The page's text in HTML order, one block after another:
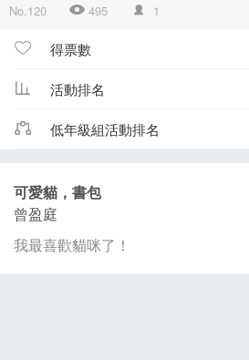
No.120 495 1
得票數
活動排名
低年級組活動排名
可愛貓，書包
曾盈庭
我最喜歡貓咪了！